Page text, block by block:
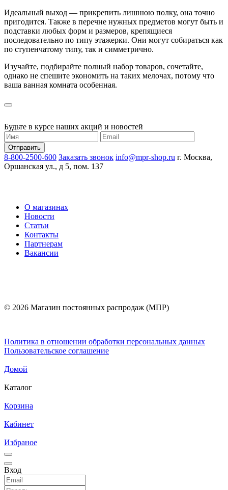
Идеальный выход — прикрепить лишнюю полку, она точно
пригодится. Также в перечне нужных предметов могут быть и
подставки любых форм и размеров, крепящиеся
последовательно по типу этажерки. Они могут собираться как
по ступенчатому типу, так и симметрично.
Изучайте, подбирайте полный набор товаров, сочетайте,
однако не спешите экономить на таких мелочах, потому что
ваша ванная комната особенная.
Будьте в курсе наших акций и новостей
8-800-2500-600 Заказать звонок info@mpr-shop.ru г. Москва,
Оршанская ул., д 5, пом. 137
О магазинах
Новости
Статьи
Контакты
Партнерам
Вакансии
© 2026 Магазин постоянных распродаж (МПР)
Политика в отношении обработки персональных данных
Пользовательское соглашение
Домой
Каталог
Корзина
Кабинет
Избраное
Вход